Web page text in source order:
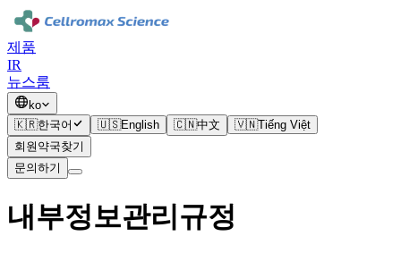
제품
IR
뉴스룸
ko
🇰🇷한국어 🇺🇸English 🇨🇳中文 🇻🇳Tiếng Việt
회원약국찾기
문의하기
내부정보관리규정